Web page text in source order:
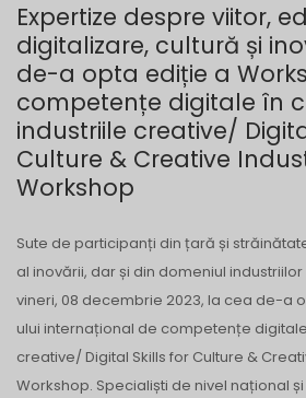
Expertize despre viitor,
digitalizare, cultură și
de-a opta ediție a
competențe digitale în
industriile creative/
Culture & Creative
Workshop
Sute de participanți din țară și
al inovării, dar și din domeniul
vineri, 08 decembrie 2023, la cea de-a
ului internațional de competențe
creative/ Digital Skills for Culture &
Workshop. Specialiști de nivel național